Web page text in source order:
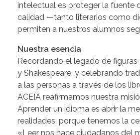
intelectual es proteger la fuente
calidad —tanto literarios como
permiten a nuestros alumnos
Nuestra esencia
Recordando el legado de
y Shakespeare, y celebrando
a las personas a través de los
ACEIA reafirmamos nuestra
Aprender un idioma es abrir la
realidades, porque tenemos la
«Leer nos hace ciudadanos del